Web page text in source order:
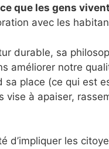
que les gens
avec les
durable, sa
améliorer notre
place (ce qui est
vise à apaiser,
d’impliquer les